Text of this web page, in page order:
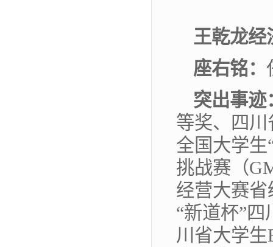
王乾龙经
座右铭：
突出事迹
等奖、四
全国大学
挑战赛（
经营大赛
“新道杯”
川省大学